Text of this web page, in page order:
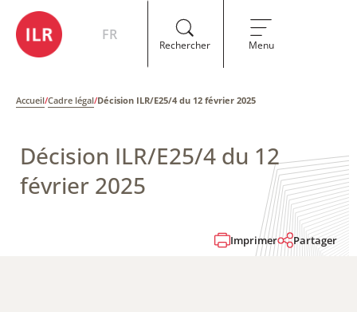
FR
Rechercher Menu
Accueil/Cadre légal/Décision ILR/E25/4 du 12 février 2025
Décision ILR/E25/4 du 12
février 2025
Imprimer Partager